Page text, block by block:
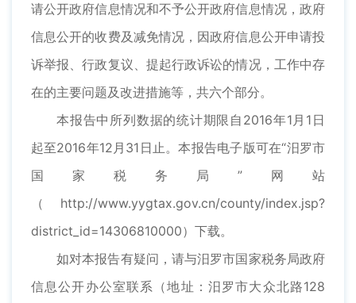
请公开政府信息情况和不予公开政府信息情况，政府
信息公开的收费及减免情况，因政府信息公开申请投
诉举报、行政复议、提起行政诉讼的情况，工作中存
在的主要问题及改进措施等，共六个部分。
本报告中所列数据的统计期限自2016年1月1日
起至2016年12月31日止。本报告电子版可在“汨罗市
国家税务局”网站
（http://www.yygtax.gov.cn/county/index.jsp?
district_id=14306810000）下载。
如对本报告有疑问，请与汨罗市国家税务局政府
信息公开办公室联系（地址：汨罗市大众北路128